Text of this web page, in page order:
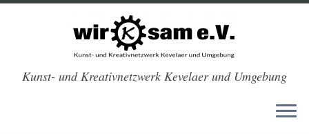
Kunst- und Kreativnetzwerk Kevelaer und Umgebung